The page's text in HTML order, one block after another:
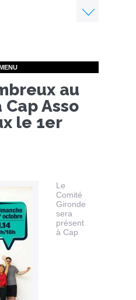
au
Asso
le 1er
Le
Comité
Gironde
sera
présent
à Cap